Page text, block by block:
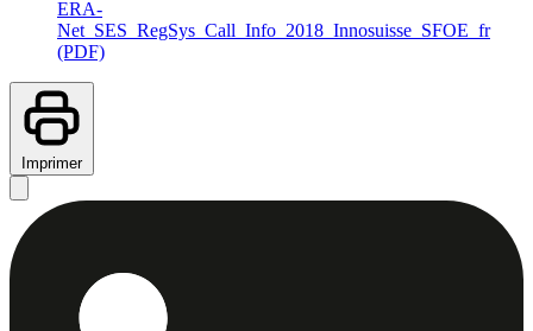
ERA-
Net_SES_RegSys_Call_Info_2018_Innosuisse_SFOE_fr
(PDF)
Imprimer